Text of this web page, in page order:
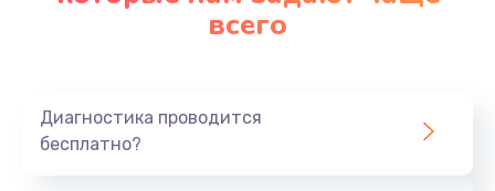
Заказать
всего
Диагностика проводится
бесплатно?